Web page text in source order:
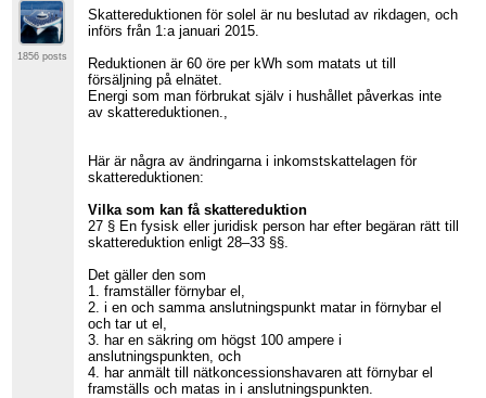
1856 posts
Skattereduktionen för solel är nu beslutad av rikdagen, och
införs från 1:a januari 2015.
Reduktionen är 60 öre per kWh som matats ut till
försäljning på elnätet.
Energi som man förbrukat själv i hushållet påverkas inte
av skattereduktionen.,
Här är några av ändringarna i inkomstskattelagen för
skattereduktionen:
Vilka som kan få skattereduktion
27 § En fysisk eller juridisk person har efter begäran rätt till
skattereduktion enligt 28–33 §§.
Det gäller den som
1. framställer förnybar el,
2. i en och samma anslutningspunkt matar in förnybar el
och tar ut el,
3. har en säkring om högst 100 ampere i
anslutningspunkten, och
4. har anmält till nätkoncessionshavaren att förnybar el
framställs och matas in i anslutningspunkten.